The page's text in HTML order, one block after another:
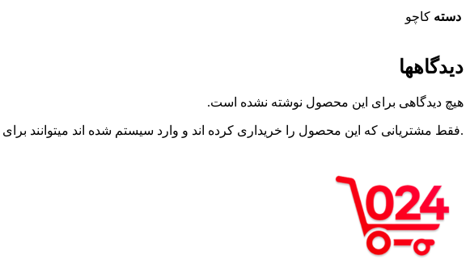
دسته کاچو
دیدگاهها
هیچ دیدگاهی برای این محصول نوشته نشده است.
.فقط مشتریانی که این محصول را خریداری کرده اند و وارد سیستم شده اند میتوانند